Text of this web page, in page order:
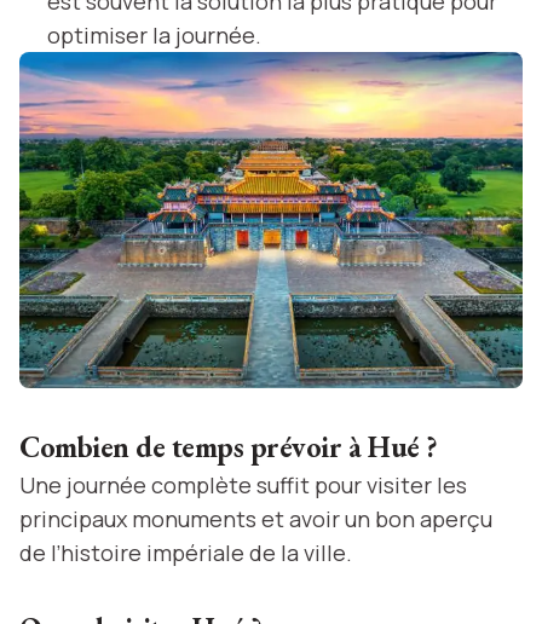
optimiser la journée.
Combien de temps prévoir à Hué ?
Une journée complète suffit pour visiter les
principaux monuments et avoir un bon aperçu
de l’histoire impériale de la ville.